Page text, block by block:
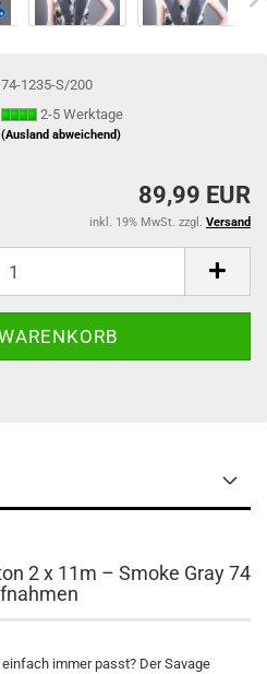
74-1235-S/200
2-5 Werktage
(Ausland abweichend)
89,99 EUR
inkl. 19% MwSt. zzgl. Versand
2 x 11m – Smoke Gray 74
immer passt? Der Savage